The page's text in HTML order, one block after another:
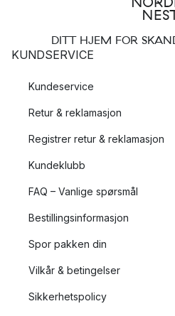
DITT HJEM FOR
KUNDSERVICE
Kundeservice
Retur & reklamasjon
Registrer retur & reklamasjon
Kundeklubb
FAQ – Vanlige spørsmål
Bestillingsinformasjon
Spor pakken din
Vilkår & betingelser
Sikkerhetspolicy